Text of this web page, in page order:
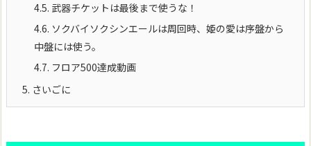
4.5. 武器チケットは最後まで使うな！
4.6. ソクバイソクシンエールは周回時、姫の愛は序盤から
中盤には使う。
4.7. フロア500達成動画
5. さいごに